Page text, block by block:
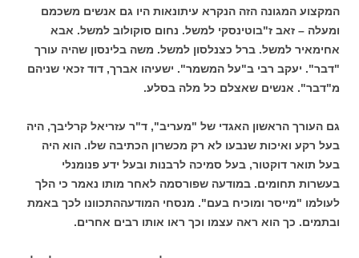
המקצוע המגונה הזה הנקרא עיתונאות היו גם אנשים משכמם
ומעלה – זאב ז"בוטינסקי למשל. נחום סוקולוב למשל. אבא
אחימאיר למשל. ברל כצנלסון למשל. משה בלינסון שהיה עורך
"דבר". יעקב רבי ב"על המשמר". ישעיהו אברך, דוד זכאי שניהם
מ"דבר". אנשים שאצלם כל מלה בסלע.
גם העורך הראשון האגדי של "מעריב", ד"ר עזריאל קרליבך, היה
בעל רקע ואיכות שנבעו לא רק מכשרון הכתיבה שלו. הוא היה
בעל תואר דוקטור, בעל סמיכה לרבנות ובעל ידע פנומנלי
בעשרות תחומים. במודעה שפורסמה לאחר מותו נאמר כי הלך
לעולמו "מייסר ומוכיח בעם". מנסחי המודעההתכוונו לכך באמת
ובתמים. כך הוא ראה עצמו וכך ראו אותו רבים אחרים.